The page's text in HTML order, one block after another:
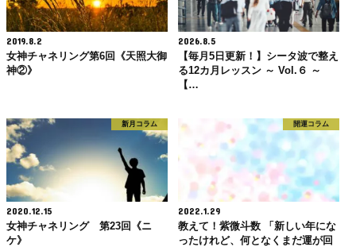
2019.8.2
女神チャネリング第6回《天照大御
神②》
2026.8.5
【毎月5日更新！】シータ波で整え
る12カ月レッスン ～ Vol.６ ～
【…
新月コラム
2020.12.15
女神チャネリング 第23回《ニ
ケ》
開運コラム
2022.1.29
教えて！紫微斗数 「新しい年にな
ったけれど、何となくまだ運が回